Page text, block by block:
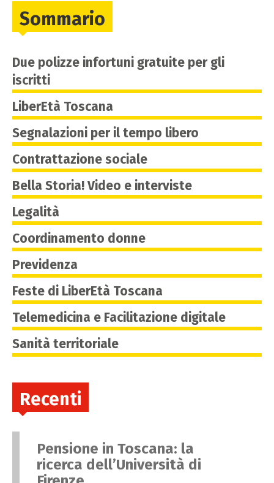
Sommario
Due polizze infortuni gratuite per gli
iscritti
LiberEtà Toscana
Segnalazioni per il tempo libero
Contrattazione sociale
Bella Storia! Video e interviste
Legalità
Coordinamento donne
Previdenza
Feste di LiberEtà Toscana
Telemedicina e Facilitazione digitale
Sanità territoriale
Recenti
Pensione in Toscana: la
ricerca dell’Università di